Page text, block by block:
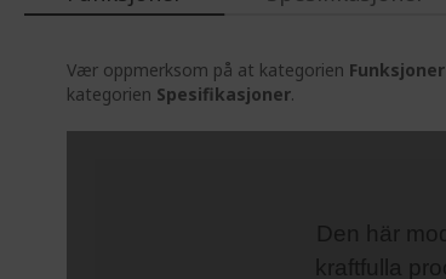
Vær oppmerksom på at kategorien Funksjoner
kategorien Spesifikasjoner.